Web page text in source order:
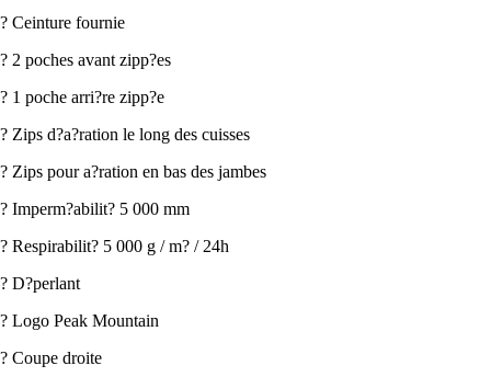
? Ceinture fournie
? 2 poches avant zipp?es
? 1 poche arri?re zipp?e
? Zips d?a?ration le long des cuisses
? Zips pour a?ration en bas des jambes
? Imperm?abilit? 5 000 mm
? Respirabilit? 5 000 g / m? / 24h
? D?perlant
? Logo Peak Mountain
? Coupe droite